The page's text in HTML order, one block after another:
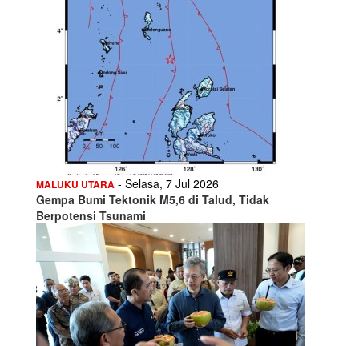
MALUKU UTARA - Selasa, 7 Jul 2026
Gempa Bumi Tektonik M5,6 di Talud, Tidak
Berpotensi Tsunami